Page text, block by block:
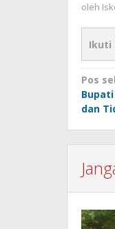
oleh
Ikuti
pos
Pos
dan